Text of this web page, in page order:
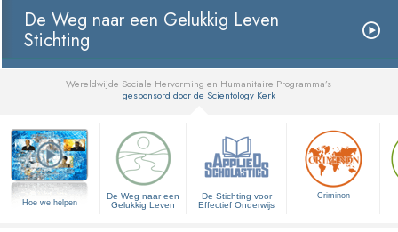
De Weg naar een Gelukkig Leven
Stichting
Wereldwijde Sociale Hervorming en Humanitaire Programma’s
gesponsord door de Scientology Kerk
Hoe we helpen
De Weg naar een
Gelukkig Leven
De Stichting voor
Effectief Onderwijs
Criminon